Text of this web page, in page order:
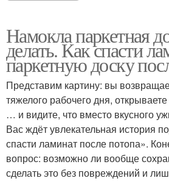
Намокла паркетная
делать. Как спасти
паркетную доску
Представим картину: вы
тяжелого рабочего дня,
… и видите, что вместо вкусного
Вас ждёт увлекательная история
спасти ламинат после потопа».
вопрос: возможно ли вообще
сделать это без повреждений и